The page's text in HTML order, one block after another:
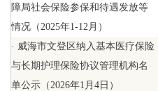
障局社会保险参保和待遇发放等
情况（2025年1-12月）
· 威海市文登区纳入基本医疗保险
与长期护理保险协议管理机构名
单公示（2026年1月4日）